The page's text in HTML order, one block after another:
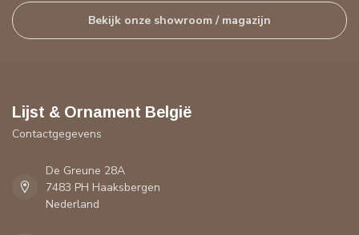
Bekijk onze showroom / magazijn
Lijst & Ornament België
Contactgegevens
De Greune 28A
7483 PH Haaksbergen
Nederland